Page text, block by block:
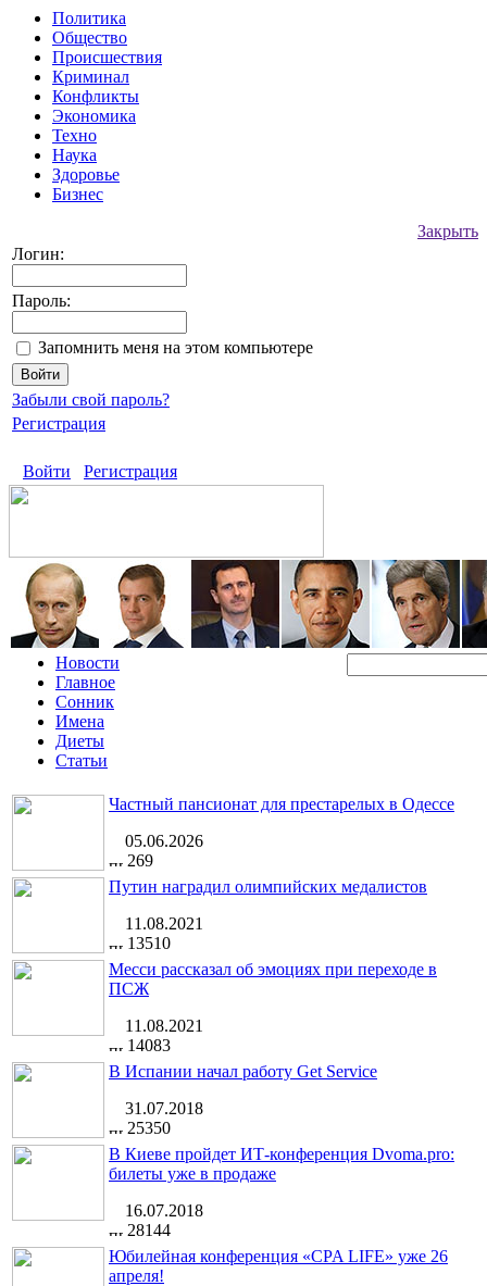
Политика
Общество
Происшествия
Криминал
Конфликты
Экономика
Техно
Наука
Здоровье
Бизнес
Закрыть
Логин:
Пароль:
Запомнить меня на этом компьютере
Забыли свой пароль?
Регистрация
Войти Регистрация
Новости
Главное
Сонник
Имена
Диеты
Статьи
Частный пансионат для престарелых в Одессе
05.06.2026
269
Путин наградил олимпийских медалистов
11.08.2021
13510
Месси рассказал об эмоциях при переходе в
ПСЖ
11.08.2021
14083
В Испании начал работу Get Service
31.07.2018
25350
В Киеве пройдет ИТ-конференция Dvoma.pro:
билеты уже в продаже
16.07.2018
28144
Юбилейная конференция «CPA LIFE» уже 26
апреля!